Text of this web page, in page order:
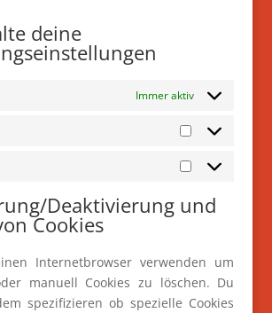
deine
Immer aktiv
Statistiken
Marketing
Deaktivierung und
Cookies
Internetbrowser verwenden um
manuell Cookies zu löschen. Du
spezifizieren ob spezielle Cookies